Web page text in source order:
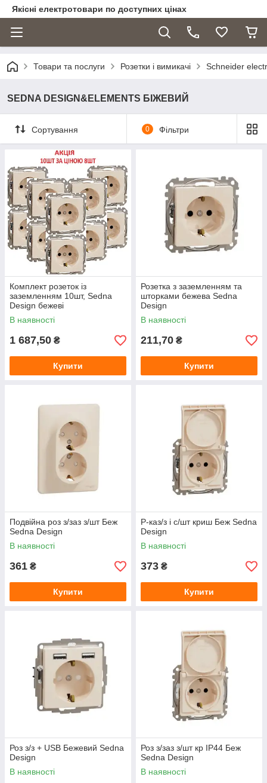
Якісні електротовари по доступних цінах
Товари та послуги Розетки і вимикачі Schneider
SEDNA DESIGN&ELEMENTS БІЖЕВИЙ
Сортування 0 Фільтри
Комплект розеток із
заземленням 10шт, Sedna
Design бежеві
(SDD112022*10)
В наявності
1 687,50 ₴
Купити
Розетка з заземленням та
шторками бежева Sedna
Design
В наявності
211,70 ₴
Купити
Подвійна роз з/заз з/шт Беж
Sedna Design
В наявності
361 ₴
Купити
Р-каз/з і с/шт криш Беж Sedna
Design
В наявності
373 ₴
Купити
Роз з/з + USB Бежевий Sedna
Design
В наявності
Роз з/заз з/шт кр IP44 Беж
Sedna Design
В наявності